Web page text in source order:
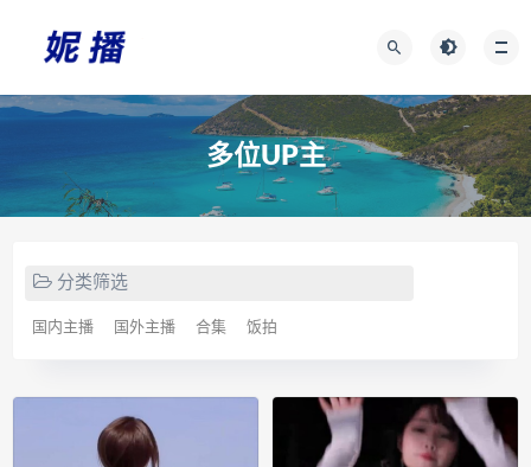
多位UP主
分类筛选
国内主播 国外主播 合集 饭拍